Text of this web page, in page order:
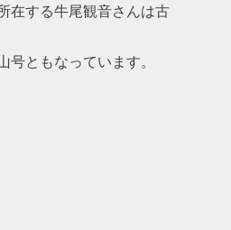
在する牛尾観音さんは古
ともなっています。